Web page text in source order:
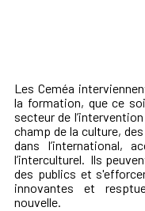
Les Ceméa
la formation, que ce
secteur de
champ de la culture,
dans l’international,
l’interculturel. Ils
des publics et
innovantes et
nouvelle.